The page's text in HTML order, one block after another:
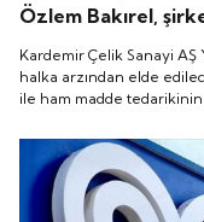
Özlem Bakırel,
kaynağın yüzde
madde tedarikinin
belirtti.
Kardemir Çelik Sanayi
halka arzından elde
ile ham madde tedarikinin